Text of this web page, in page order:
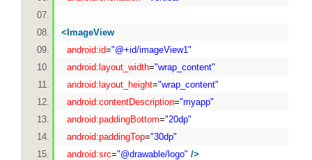
< ImageView
android:id="@+id/imageView1"
android:layout_width="wrap_content"
android:layout_height="wrap_content"
android:contentDescription="myapp"
android:paddingBottom="20dp"
android:paddingTop="30dp"
android:src="@drawable/logo" />